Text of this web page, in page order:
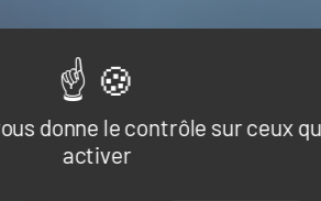
donne le contrôle sur ceux
activer
Ressources énergétiques et minérales
logistique